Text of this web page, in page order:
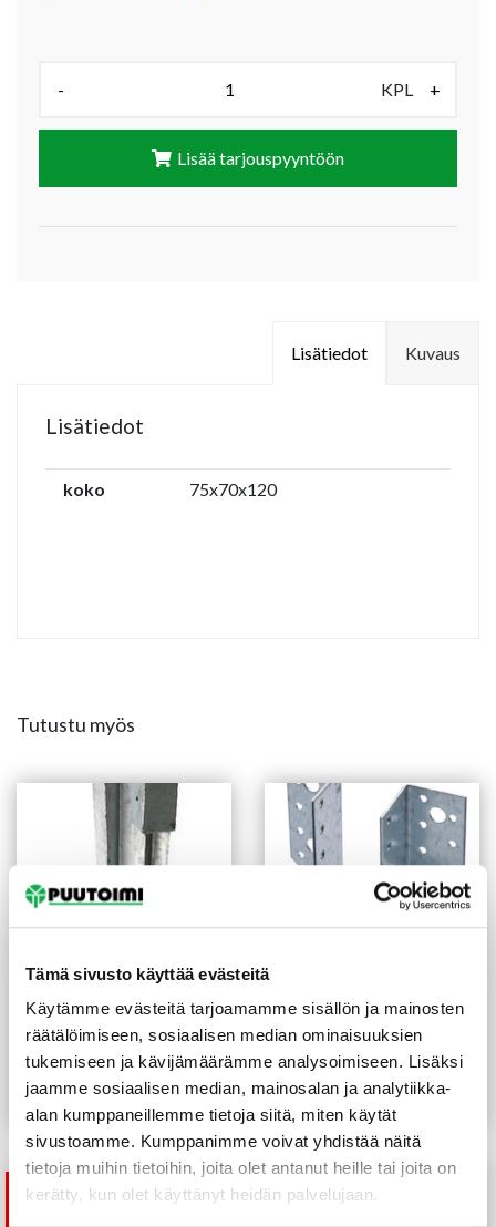
Tämä sivusto käyttää evästeitä
Käytämme evästeitä tarjoamamme sisällön ja mainosten
räätälöimiseen, sosiaalisen median ominaisuuksien
tukemiseen ja kävijämäärämme analysoimiseen. Lisäksi
jaamme sosiaalisen median, mainosalan ja analytiikka-
alan kumppaneillemme tietoja siitä, miten käytät
sivustoamme. Kumppanimme voivat yhdistää näitä
tietoja muihin tietoihin, joita olet antanut heille tai joita on
kerätty, kun olet käyttänyt heidän palvelujaan.
- KPL +
Lisää tarjouspyyntöön
Kuvaus
Lisätiedot
Lisätiedot
koko 75x70x120
Tutustu myös
Teräsjalka kiilamalli
77x77x750 mm sinkitty
7,70€/kpl
Lue lisää
Palkkikenkä N-malli
48X166 mm sinkitty
4,20€/kpl
Lue lisää
Tuote on